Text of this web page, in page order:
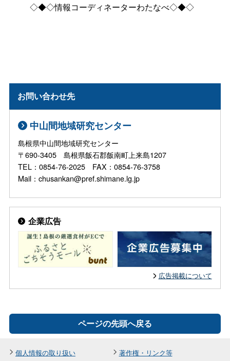
◇◆◇情報コーディネーターわたなべ◇◆◇
お問い合わせ先
中山間地域研究センター
島根県中山間地域研究センター
〒690-3405 島根県飯石郡飯南町上来島1207
TEL：0854-76-2025 FAX：0854-76-3758
Mail：chusankan@pref.shimane.lg.jp
企業広告
広告掲載について
ページの先頭へ戻る
個人情報の取り扱い 著作権・リンク等